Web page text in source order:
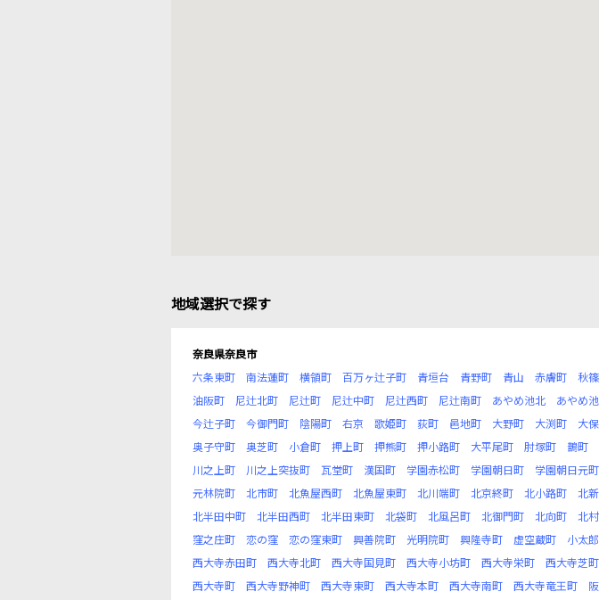
地域選択で探す
奈良県奈良市
六条東町
南法蓮町 横領町 百万ヶ辻子町 青垣台 青野町 青山 赤膚町 秋
油阪町
尼辻北町 尼辻町 尼辻中町 尼辻西町 尼辻南町 あやめ池北 あやめ
今辻子町
今御門町 陰陽町 右京 歌姫町 荻町 邑地町 大野町 大渕町 大
奥子守町
奥芝町 小倉町 押上町 押熊町 押小路町 大平尾町 肘塚町 鵲町
川之上町
川之上突抜町 瓦堂町 漢国町 学園赤松町 学園朝日町 学園朝日元町
元林院町
北市町 北魚屋西町 北魚屋東町 北川端町 北京終町 北小路町 北
北半田中町
北半田西町 北半田東町 北袋町 北風呂町 北御門町 北向町 北
窪之庄町
恋の窪 恋の窪東町 興善院町 光明院町 興隆寺町 虚空蔵町 小太
西大寺赤田町
西大寺北町 西大寺国見町 西大寺小坊町 西大寺栄町 西大寺芝町
西大寺町
西大寺野神町 西大寺東町 西大寺本町 西大寺南町 西大寺竜王町